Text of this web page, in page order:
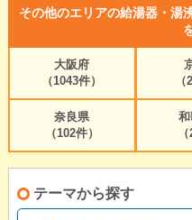
その他のエリアの給湯器・湯
大阪府
（1043件）
奈良県
（102件）
テーマから探す